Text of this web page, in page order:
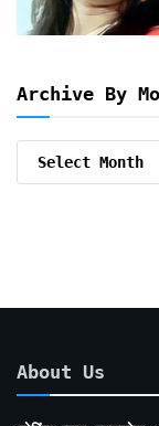
Archive By
About Us